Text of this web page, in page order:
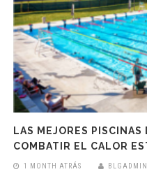
LAS MEJORES PISCINAS
COMBATIR EL CALOR
1 MONTH ATRÁS